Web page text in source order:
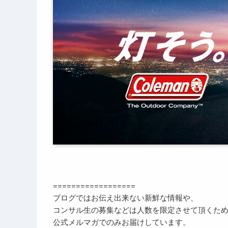
==================
ブログではお伝え出来ない新鮮な情報や、
コンサル生の募集などは人数を限定させて頂くため
公式メルマガでのみお届けしています。